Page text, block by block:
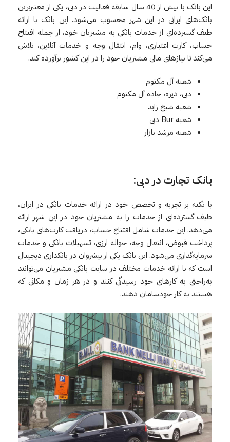
این بانک با بیش از 40 سال سابقه فعالیت در دبی، یکی از معتبرترین
بانک‌های ایرانی در این شهر محسوب می‌شود. این بانک با ارائه
طیف گسترده‌ای از خدمات بانکی به مشتریان خود، از جمله افتتاح
حساب، کارت اعتباری، وام، انتقال وجه و خدمات آنلاین، تلاش
می‌کند تا نیازهای مالی مشتریان خود را در این کشور برآورده کند.
شعبه آل مکتوم
دبی، دیره، جاده آل مکتوم
شعبه شیخ زاید
شعبه Bur دبی
شعبه مرشد بازار
بانک تجارت در دبی:
با تکیه بر تجربه و تخصص خود در ارائه خدمات بانکی در ایران،
طیف گسترده‌ای از خدمات را به مشتریان خود در این شهر ارائه
می‌دهد. این خدمات شامل افتتاح حساب، دریافت کارت‌های بانکی،
پرداخت قبوض، انتقال وجه، حواله ارزی، تسهیلات بانکی و خدمات
سرمایه‌گذاری می‌شود. این بانک یکی از پیشروان در بانکداری دیجیتال
است که با ارائه خدمات مختلف در سایت بانکی مشتریان می‌توانند
به‌راحتی به کارهای خود رسیدگی کنند و در هر زمان و مکانی که
هستند به کار خودسامان دهند.